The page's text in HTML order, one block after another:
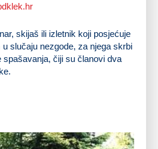
skijaš ili izletnik koji posjećuje
slučaju nezgode, za njega skrbi
spašavanja, čiji su članovi dva